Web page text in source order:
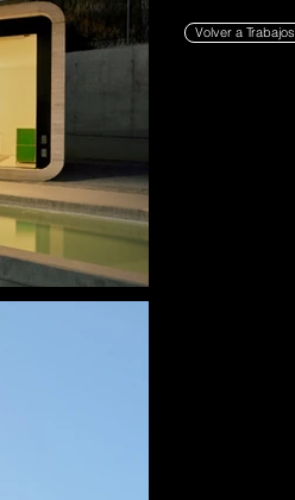
Volver a Trabajos